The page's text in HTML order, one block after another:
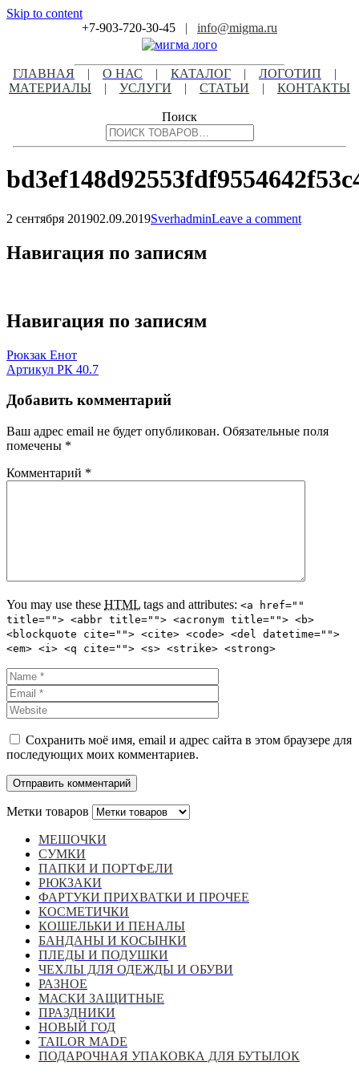
Skip to content
+7-903-720-30-45 | info@migma.ru
ГЛАВНАЯ | О НАС | КАТАЛОГ | ЛОГОТИП
|
МАТЕРИАЛЫ
| УСЛУГИ | СТАТЬИ | КОНТАКТЫ
Поиск
2 сентября 201902.09.2019SverhadminLeave a comment
Навигация по записям
Навигация по записям
Рюкзак Енот
Артикул РК 40.7
Добавить комментарий
Ваш адрес email не будет опубликован. Обязательные поля
помечены *
Комментарий *
You may use these HTML tags and attributes: <a href=""
title=""> <abbr title=""> <acronym title=""> <b>
<blockquote cite=""> <cite> <code> <del datetime="">
<em> <i> <q cite=""> <s> <strike> <strong>
Сохранить моё имя, email и адрес сайта в этом браузере для
последующих моих комментариев.
Метки товаров
МЕШОЧКИ
СУМКИ
ПАПКИ И ПОРТФЕЛИ
РЮКЗАКИ
ФАРТУКИ ПРИХВАТКИ И ПРОЧЕЕ
КОСМЕТИЧКИ
КОШЕЛЬКИ И ПЕНАЛЫ
БАНДАНЫ И КОСЫНКИ
ПЛЕДЫ И ПОДУШКИ
ЧЕХЛЫ ДЛЯ ОДЕЖДЫ И ОБУВИ
РАЗНОЕ
МАСКИ ЗАЩИТНЫЕ
ПРАЗДНИКИ
НОВЫЙ ГОД
TAILOR MADE
ПОДАРОЧНАЯ УПАКОВКА ДЛЯ БУТЫЛОК